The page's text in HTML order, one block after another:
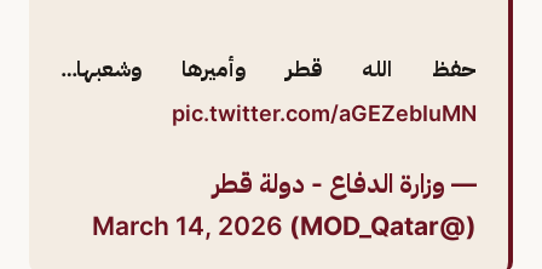
حفظ الله قطر وأميرها وشعبها…
pic.twitter.com/aGEZebIuMN
— وزارة الدفاع - دولة قطر
(@MOD_Qatar)
March 14, 2026